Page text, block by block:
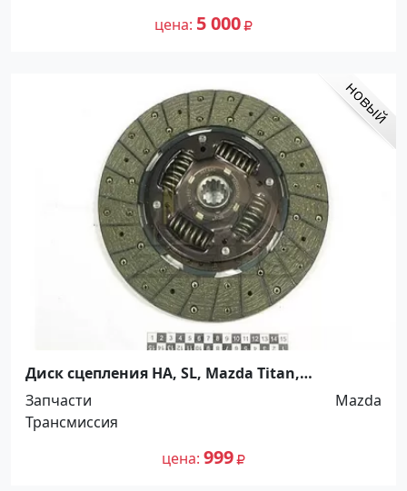
цена 5 000
Диск сцепления HA, SL, Mazda Titan,
260*170*12*28.0. 5264720 Краснодар
Запчасти
Mazda
Трансмиссия
цена 999